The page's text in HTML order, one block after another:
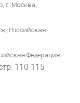
г. Москва,
Российская
Федерация
110-115